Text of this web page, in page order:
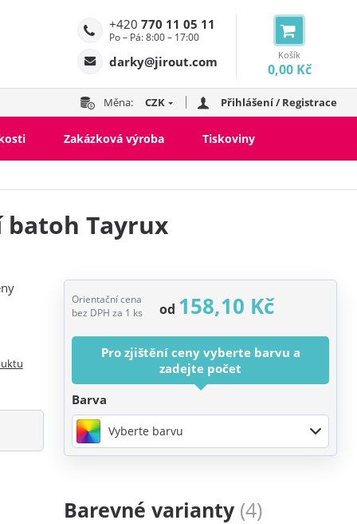
Košík
0,00 Kč
+420 770 11 05 11
Po – Pá: 8:00 – 17:00
darky@jirout.com
Měna: CZK Přihlášení / Registrace
Zakázková výroba Tiskoviny
Tayrux
Orientační cena
bez DPH za 1 ks
od 158,10 Kč
Pro zjištění ceny vyberte barvu a
zadejte počet
Barva
Vyberte barvu
Barevné varianty (4)